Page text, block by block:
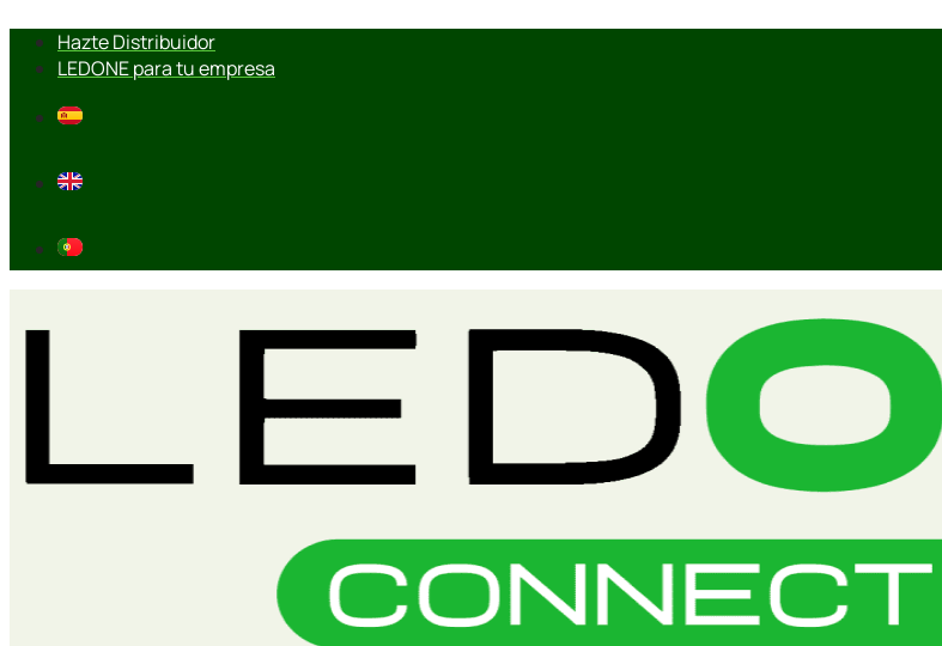
contenido
Hazte Distribuidor
LEDONE para tu empresa